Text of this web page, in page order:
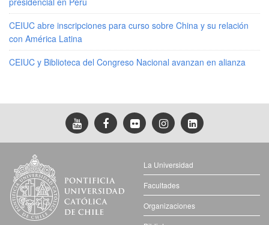
CEIUC abre inscripciones para curso sobre China y su relación
con América Latina
CEIUC y Biblioteca del Congreso Nacional avanzan en alianza
La Universidad
Facultades
Organizaciones